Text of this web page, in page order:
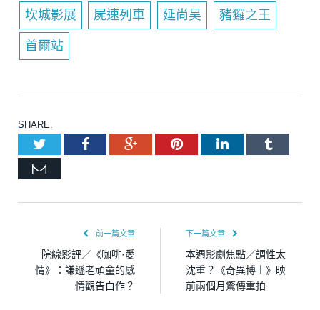
坎城影展 屍速列車 延尚昊 豬玀之王
首爾站
SHARE.
TwitterFacebookGoogle+PinterestLinkedInTumblr
Email
前一篇文章
院線影評／《咖啡·愛
情》：謙遜老頑童的感
情觀告白作？
下一篇文章
本週影劇焦點／調性太
沈重？《奇異博士》映
前兩個月驚傳重拍